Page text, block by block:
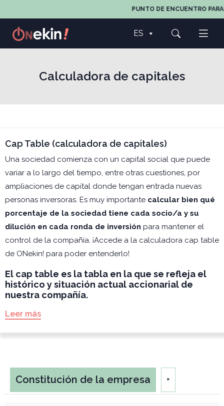
PUNTO DE ENCUENTRO
ES
Calculadora de capitales
Cap Table (calculadora de capitales)
Una sociedad comienza con un capital social que puede
variar a lo largo del tiempo, entre otras cuestiones, por
ampliaciones de capital donde tengan entrada nuevas
personas inversoras. Es muy importante calcular bien qué
porcentaje de la sociedad tiene cada socio/a y su
dilución en cada ronda de inversión para mantener el
control de la compañía. ¡Accede a la calculadora cap table
de ONekin! para poder entenderlo!
El cap table es la tabla en la que se refleja el
histórico y situación actual accionarial de
nuestra compañía.
Leer más
Constitución de la empresa +